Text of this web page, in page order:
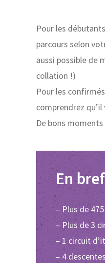
Pour les
parcours selon
aussi possible de
collation !)
Pour les
comprendrez
De bons
En
– Plus de
– Plus de 3
– 1 circuit
– 4